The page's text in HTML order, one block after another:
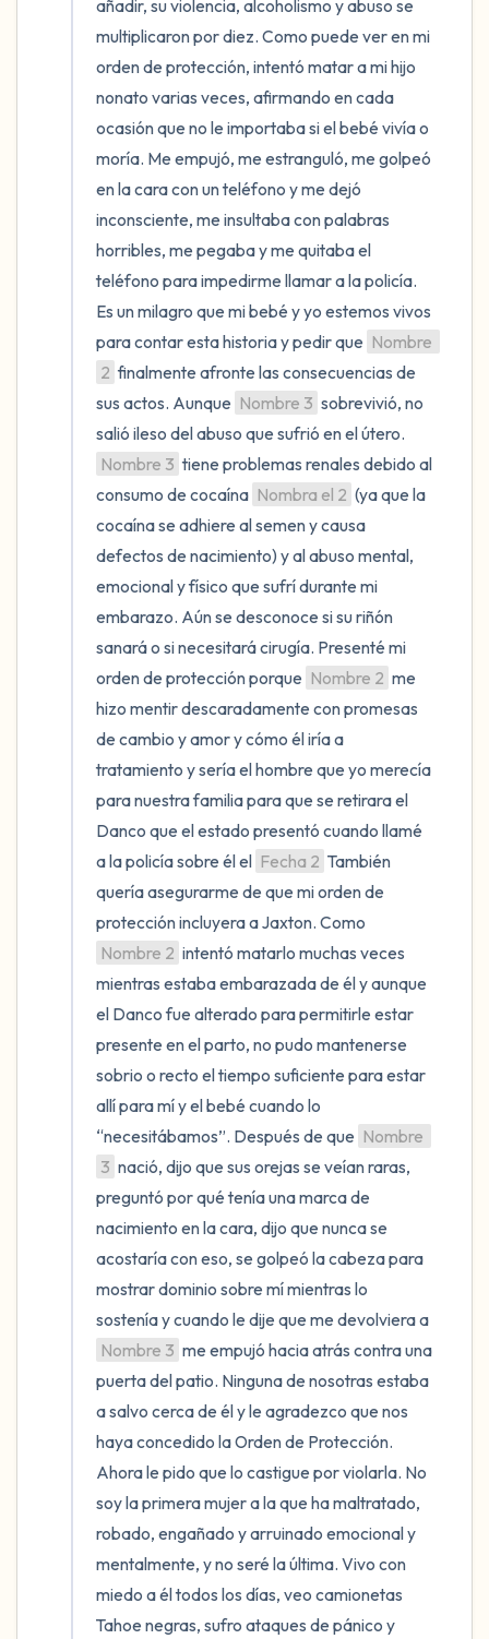
añadir, su violencia, alcoholismo y abuso se
multiplicaron por diez. Como puede ver en mi
orden de protección, intentó matar a mi hijo
nonato varias veces, afirmando en cada
ocasión que no le importaba si el bebé vivía o
moría. Me empujó, me estranguló, me golpeó
en la cara con un teléfono y me dejó
inconsciente, me insultaba con palabras
horribles, me pegaba y me quitaba el
teléfono para impedirme llamar a la policía.
Es un milagro que mi bebé y yo estemos vivos
para contar esta historia y pedir que Nombre
2 finalmente afronte las consecuencias de
sus actos. Aunque Nombre 3 sobrevivió, no
Nombre 3 tiene problemas renales debido al
consumo de cocaína Nombra el 2 (ya que la
cocaína se adhiere al semen y causa
defectos de nacimiento) y al abuso mental,
emocional y físico que sufrí durante mi
embarazo. Aún se desconoce si su riñón
sanará o si necesitará cirugía. Presenté mi
orden de protección porque Nombre 2 me
hizo mentir descaradamente con promesas
de cambio y amor y cómo él iría a
tratamiento y sería el hombre que yo merecía
para nuestra familia para que se retirara el
Danco que el estado presentó cuando llamé
a la policía sobre él el Fecha 2 También
quería asegurarme de que mi orden de
Nombre 2 intentó matarlo muchas veces
mientras estaba embarazada de él y aunque
el Danco fue alterado para permitirle estar
presente en el parto, no pudo mantenerse
sobrio o recto el tiempo suficiente para estar
allí para mí y el bebé cuando lo
“necesitábamos”. Después de que Nombre
3 nació, dijo que sus orejas se veían raras,
preguntó por qué tenía una marca de
nacimiento en la cara, dijo que nunca se
acostaría con eso, se golpeó la cabeza para
mostrar dominio sobre mí mientras lo
Nombre 3 me empujó hacia atrás contra una
puerta del patio. Ninguna de nosotras estaba
a salvo cerca de él y le agradezco que nos
haya concedido la Orden de Protección.
Ahora le pido que lo castigue por violarla. No
soy la primera mujer a la que ha maltratado,
robado, engañado y arruinado emocional y
mentalmente, y no seré la última. Vivo con
miedo a él todos los días, veo camionetas
Tahoe negras, sufro ataques de pánico y